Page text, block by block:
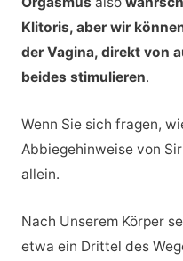
Klitoris, aber wir
der Vagina, direkt von
beides stimulieren.
Wenn Sie sich fragen,
Abbiegehinweise von
allein.
Nach Unserem Körper
etwa ein Drittel des